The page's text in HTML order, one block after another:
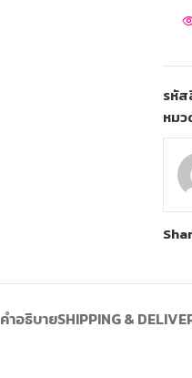
รหั
หม
คำอธิบายSHIPPING &